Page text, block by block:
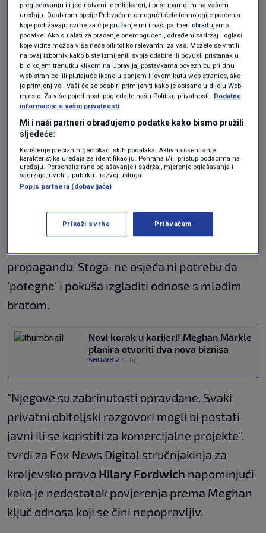
Netflix najavio drugu sezonu emisije
Meghan Markle, poznato kada će se
emitirati
SHOWBIZ|13. kol.
Markle nepovratno
narušila odnose u
kraljevskoj obitelji
Naime, britanski prijestolonasljednik
jednostavno nema povjerenja prema supruzi
svoga brata te smatra da jeMarkle
propagandu. Stoga, ne osjeća ni potrebu da
'potegne' i pokuša izgladiti odnose s mlađim
bratom.
Novi korak u karijeri! Meghan Markle
planira otvoriti dva nova biznisa
SHOWBIZ 9. lip.
"Njegove su zabrinutosti opravdane. Svaki
privatni obiteljski razgovori mogli bi postati
javni ili se koristiti za komercijalne projekte",
tvrdi za Fox News Digital stručnjakinja za
kraljevsko pravo Hilary Fordwich napominjući
kako je nedostatak povjerenja prema Meghan
ključ odnosa koji se čini nepopravljiv.
pregledavanju ili jedinstveni identifikatori, i pristupamo im na vašem
uređaju. Odabirom opcije Prihvaćam omogućit ćete tehnologije praćenja
koje podržavaju svrhe za čije pružanje mi i naši partneri obrađujemo
podatke. Ako su alati za praćenje onemogućeni, određeni sadržaj i oglasi
koje vidite možda više neće biti toliko relevantni za vas. Možete se vratiti
na ovaj izbornik kako biste izmijenili svoje odabire ili povukli pristanak u
bilo kojem trenutku klikom na Upravljaj postavkama poveznicu pri dnu
web-stranice [ili plutajuće ikone u donjem lijevom kutu web stranice, ako
je primjenjivo]. Vaši će se odabiri primijeniti kako je opisano u dijelu Web-
mjesto. Za više pojedinosti pogledajte našu Politiku privatnosti. Dodatne
informacije o vašoj privatnosti
Mi i naši partneri obrađujemo podatke kako bismo pružili
sljedeće:
Korištenje preciznih geolokacijskih podataka. Aktivno skeniranje
karakteristika uređaja za identifikaciju. Pohrana i/ili pristup podacima na
uređaju. Personalizirano oglašavanje i sadržaj, mjerenje oglašavanja i
sadržaja, uvidi u publiku i razvoj usluga.
Popis partnera (dobavljača)
Prikaži svrhe Prihvaćam